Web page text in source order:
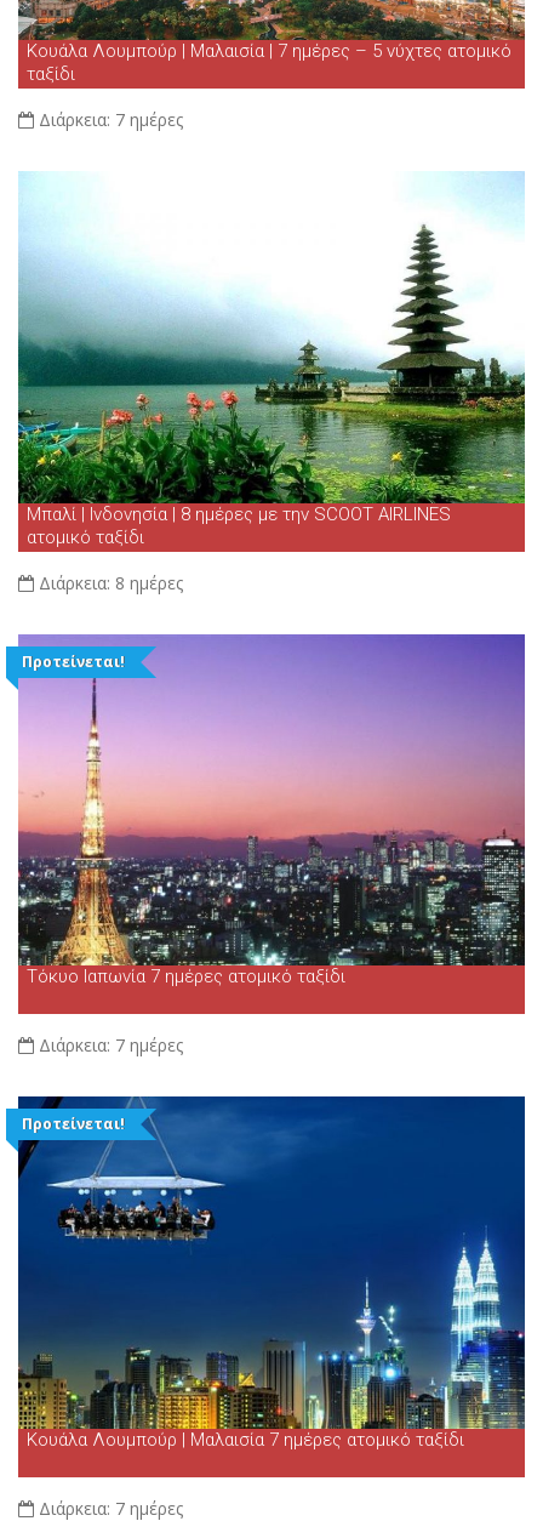
Κουάλα Λουμπούρ | Μαλαισία | 7 ημέρες – 5 νύχτες ατομικό
ταξίδι
Διάρκεια: 7 ημέρες
Μπαλί | Ινδονησία | 8 ημέρες με την SCOOT AIRLINES
ατομικό ταξίδι
Διάρκεια: 8 ημέρες
Προτείνεται!
Τόκυο Ιαπωνία 7 ημέρες ατομικό ταξίδι
Διάρκεια: 7 ημέρες
Προτείνεται!
Κουάλα Λουμπούρ | Μαλαισία 7 ημέρες ατομικό ταξίδι
Διάρκεια: 7 ημέρες